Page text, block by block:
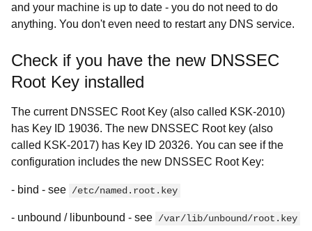
and your machine is up to date - you do not need to do
anything. You don't even need to restart any DNS service.
Check if you have the new DNSSEC
Root Key installed
The current DNSSEC Root Key (also called KSK-2010)
has Key ID 19036. The new DNSSEC Root key (also
called KSK-2017) has Key ID 20326. You can see if the
configuration includes the new DNSSEC Root Key:
- bind - see /etc/named.root.key
- unbound / libunbound - see /var/lib/unbound/root.key